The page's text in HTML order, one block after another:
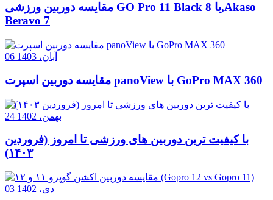
مقایسه دوربین ورزشی GO Pro 11 Black با 8,Akaso
Beravo 7
06 آبان، 1403
مقایسه دوربین اسپرت panoView با GoPro MAX 360
24 بهمن، 1402
با کیفیت ترین دوربین های ورزشی تا امروز (فروردین
۱۴۰۳)
03 دی، 1402